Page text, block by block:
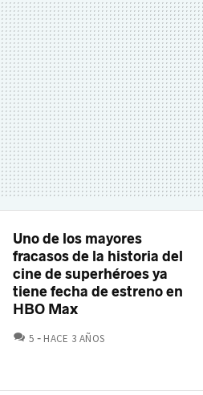
Uno de los mayores
fracasos de la historia del
cine de superhéroes ya
tiene fecha de estreno en
HBO Max
5 COMENTARIOS
HACE 3 AÑOS